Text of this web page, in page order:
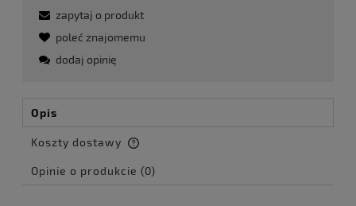
zapytaj o produkt
poleć znajomemu
dodaj opinię
Opis
Koszty dostawy
Cena nie zawiera ewentualnych kosztów płatności
Opinie o produkcie (0)